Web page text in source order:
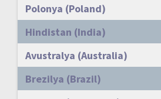
Polonya (Poland)
Hindistan (India)
Avustralya (Australia)
Brezilya (Brazil)